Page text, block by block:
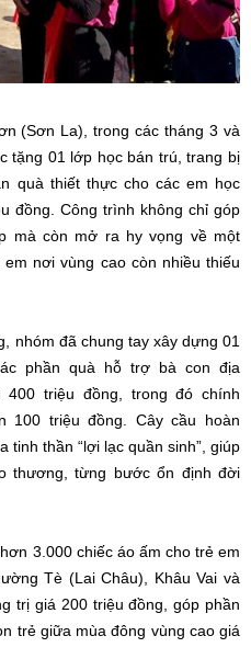
(Sơn La), trong các tháng 3 và
tặng 01 lớp học bán trú, trang bị
quà thiết thực cho các em học
đồng. Công trình không chỉ góp
mà còn mở ra hy vọng về một
nơi vùng cao còn nhiều thiếu
nhóm đã chung tay xây dựng 01
phần quà hỗ trợ bà con địa
triệu đồng, trong đó chính
100 triệu đồng. Cây cầu hoàn
tinh thần “lợi lạc quần sinh”, giúp
thương, từng bước ổn định đời
3.000 chiếc áo ấm cho trẻ em
Tè (Lai Châu), Khâu Vai và
trị giá 200 triệu đồng, góp phần
trẻ giữa mùa đông vùng cao giá